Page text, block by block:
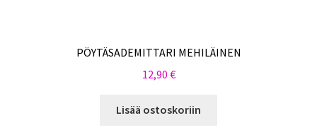
PÖYTÄSADEMITTARI MEHILÄINEN
12,90 €
Lisää ostoskoriin